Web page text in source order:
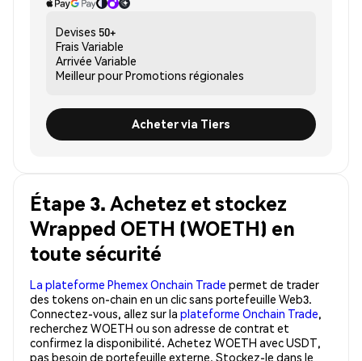
Devises 50+
Frais Variable
Arrivée Variable
Meilleur pourPromotions régionales
Acheter via Tiers
Étape 3. Achetez et stockez
Wrapped OETH (WOETH) en
toute sécurité
La plateforme Phemex Onchain Trade permet de trader
des tokens on-chain en un clic sans portefeuille Web3.
Connectez-vous, allez sur la plateforme Onchain Trade,
recherchez WOETH ou son adresse de contrat et
confirmez la disponibilité. Achetez WOETH avec USDT,
pas besoin de portefeuille externe. Stockez-le dans le